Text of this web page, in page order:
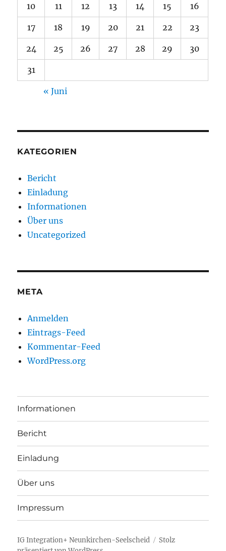
10 11 12 13 14 15 16
17 18 19 20 21 22 23
24 25 26 27 28 29 30
31
« Juni
KATEGORIEN
Bericht
Einladung
Informationen
Über uns
Uncategorized
META
Anmelden
Eintrags-Feed
Kommentar-Feed
WordPress.org
Informationen
Bericht
Einladung
Über uns
Impressum
IG Integration+ Neunkirchen-Seelscheid
Stolz